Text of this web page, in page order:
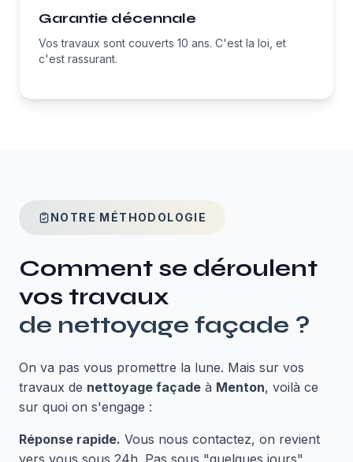
Garantie décennale
Vos travaux sont couverts 10 ans. C'est la loi, et
c'est rassurant.
NOTRE MÉTHODOLOGIE
Comment se déroulent
vos travaux
de nettoyage façade ?
On va pas vous promettre la lune. Mais sur vos
travaux de nettoyage façade à Menton, voilà ce
sur quoi on s'engage :
Réponse rapide. Vous nous contactez, on revient
vers vous sous 24h. Pas sous "quelques jours".